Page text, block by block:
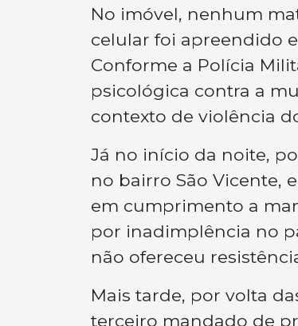
No imóvel, nenhum
celular foi apreendido
Conforme a Polícia
psicológica contra a
contexto de violência
Já no início da noite,
no bairro São Vicente,
em cumprimento a
por inadimplência no
não ofereceu
Mais tarde, por volta
terceiro mandado de